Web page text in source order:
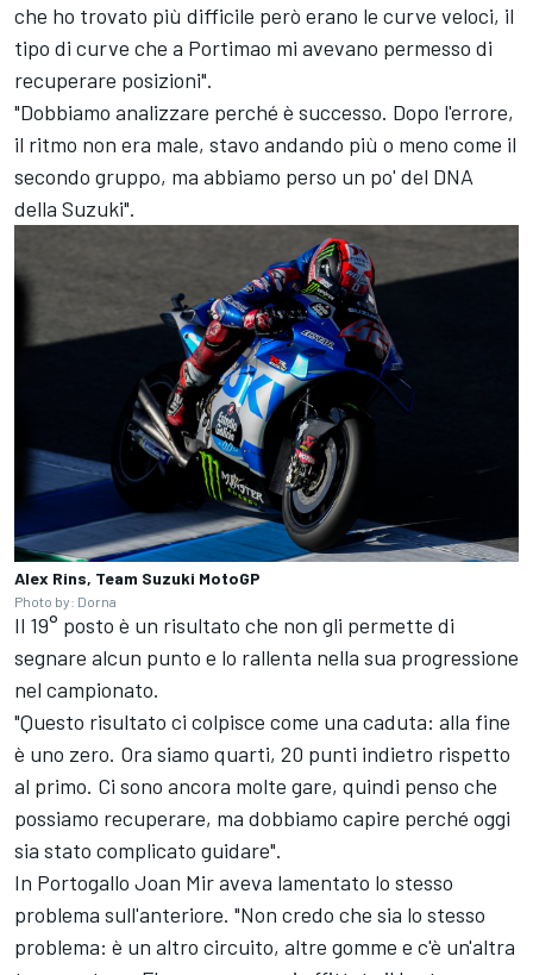
che ho trovato più difficile però erano le curve veloci, il
tipo di curve che a Portimao mi avevano permesso di
recuperare posizioni".
"Dobbiamo analizzare perché è successo. Dopo l'errore,
il ritmo non era male, stavo andando più o meno come il
secondo gruppo, ma abbiamo perso un po' del DNA
della Suzuki".
Alex Rins, Team Suzuki MotoGP
Photo by: Dorna
Il 19° posto è un risultato che non gli permette di
segnare alcun punto e lo rallenta nella sua progressione
nel campionato.
"Questo risultato ci colpisce come una caduta: alla fine
è uno zero. Ora siamo quarti, 20 punti indietro rispetto
al primo. Ci sono ancora molte gare, quindi penso che
possiamo recuperare, ma dobbiamo capire perché oggi
sia stato complicato guidare".
In Portogallo Joan Miraveva lamentato lo stesso
problema sull'anteriore. "Non credo che sia lo stesso
problema: è un altro circuito, altre gomme e c'è un'altra